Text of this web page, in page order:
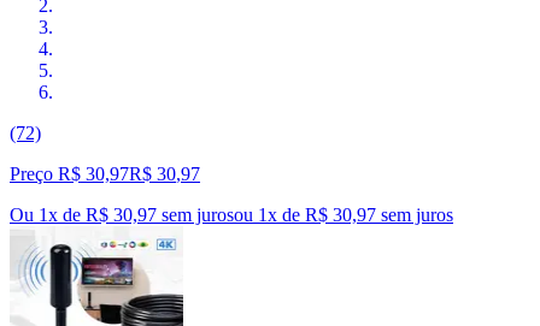
(72)
Preço R$ 30,97R$ 30,97
Ou 1x de R$ 30,97 sem jurosou 1x de R$ 30,97 sem juros